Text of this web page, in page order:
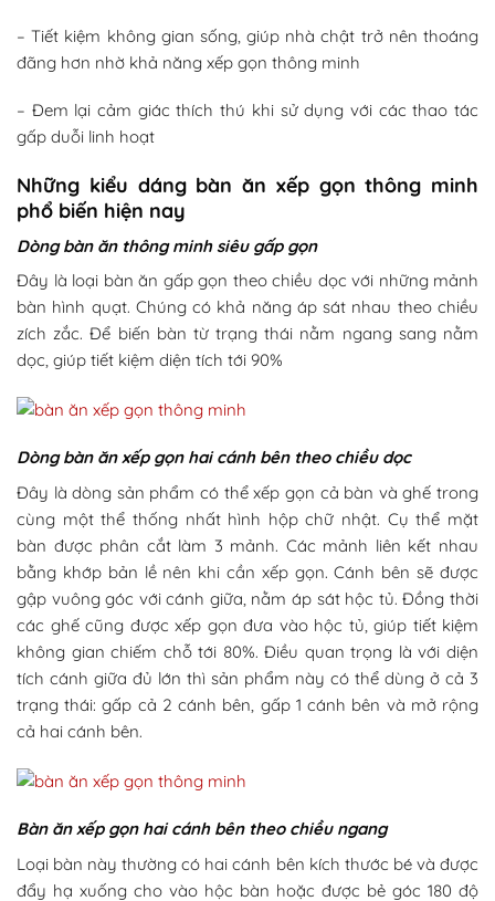
– Tiết kiệm không gian sống, giúp nhà chật trở nên thoáng
đãng hơn nhờ khả năng xếp gọn thông minh
– Đem lại cảm giác thích thú khi sử dụng với các thao tác
gấp duỗi linh hoạt
Những kiểu dáng bàn ăn xếp gọn thông minh
phổ biến hiện nay
Dòng bàn ăn thông minh siêu gấp gọn
Đây là loại bàn ăn gấp gọn theo chiều dọc với những mảnh
bàn hình quạt. Chúng có khả năng áp sát nhau theo chiều
zích zắc. Để biến bàn từ trạng thái nằm ngang sang nằm
dọc, giúp tiết kiệm diện tích tới 90%
Dòng bàn ăn xếp gọn hai cánh bên theo chiều dọc
Đây là dòng sản phẩm có thể xếp gọn cả bàn và ghế trong
cùng một thể thống nhất hình hộp chữ nhật. Cụ thể mặt
bàn được phân cắt làm 3 mảnh. Các mảnh liên kết nhau
bằng khớp bản lề nên khi cần xếp gọn. Cánh bên sẽ được
gập vuông góc với cánh giữa, nằm áp sát hộc tủ. Đồng thời
các ghế cũng được xếp gọn đưa vào hộc tủ, giúp tiết kiệm
không gian chiếm chỗ tới 80%. Điều quan trọng là với diện
tích cánh giữa đủ lớn thì sản phẩm này có thể dùng ở cả 3
trạng thái: gấp cả 2 cánh bên, gấp 1 cánh bên và mở rộng
cả hai cánh bên.
Bàn ăn xếp gọn hai cánh bên theo chiều ngang
Loại bàn này thường có hai cánh bên kích thước bé và được
đẩy hạ xuống cho vào hộc bàn hoặc được bẻ góc 180 độ